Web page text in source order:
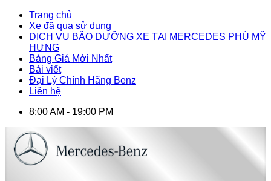
Trang chủ
Xe đã qua sử dụng
DỊCH VỤ BÃO DƯỠNG XE TẠI MERCEDES PHÚ MỸ
HƯNG
Bảng Giá Mới Nhất
Bài viết
Đại Lý Chính Hãng Benz
Liên hệ
8:00 AM - 19:00 PM